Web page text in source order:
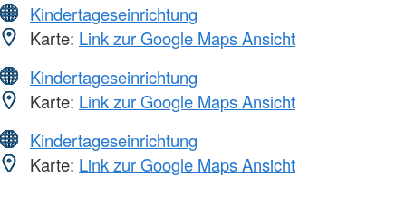
Kindertageseinrichtung
Karte: Link zur Google Maps Ansicht
Kindertageseinrichtung
Karte: Link zur Google Maps Ansicht
Kindertageseinrichtung
Karte: Link zur Google Maps Ansicht